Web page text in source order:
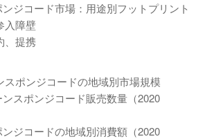
ジコード市場：用途別フットプリント
入障壁
、提携
スポンジコードの地域別市場規模
スポンジコード販売数量（2020
ジコードの地域別消費額（2020